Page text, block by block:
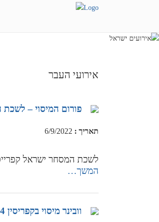
אירועי העבר
פורום המיסוי –
תאריך :
6/9/2022
לשכת המסחר ישראל
המשך…
וובינר מיסוי בקפריסין 2024